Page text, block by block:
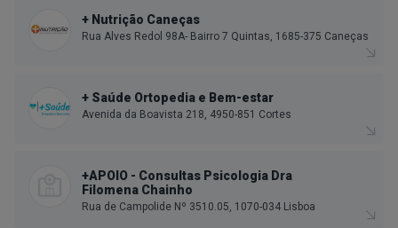
+ Nutrição Caneças
Rua Alves Redol 98A- Bairro 7 Quintas, 1685-375 Caneças
+ Saúde Ortopedia e Bem-estar
Avenida da Boavista 218, 4950-851 Cortes
+APOIO - Consultas Psicologia Dra
Filomena Chainho
Rua de Campolide Nº 3510.05, 1070-034 Lisboa